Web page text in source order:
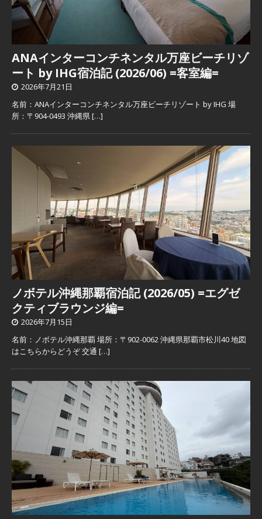
ANAインターコンチネンタル万座ビーチリゾ
ート by IHG宿泊記 (2026/06) =客室編=
2026年7月21日
名前：ANAインターコンチネンタル万座ビーチリゾート by IHG 場
所：〒904-0493 沖縄県[…]
ノボテル沖縄那覇宿泊記 (2026/05) =エグゼ
クティブラウンジ編=
2026年7月15日
名前：ノボテル沖縄那覇 場所：〒902-0062 沖縄県那覇市松川40 地図
はこちらからどうぞ 交通 […]